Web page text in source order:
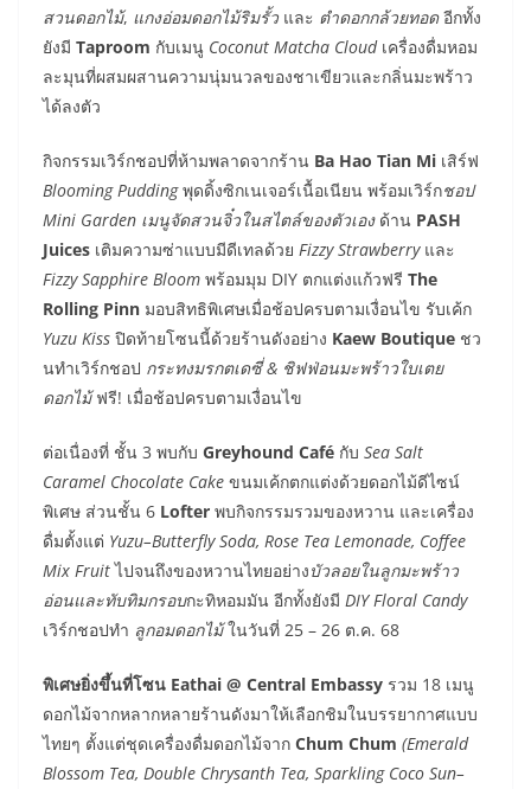
สวนดอกไม้, แกงอ่อมดอกไม้ริมรั้ว และ ตำดอกกล้วยทอดอีกทั้ง
ยังมี Taproom กับเมนู Coconut Matcha Cloudเครื่องดื่มหอม
ละมุนที่ผสมผสานความนุ่มนวลของชาเขียวและกลิ่นมะพร้าว
ได้ลงตัว
กิจกรรมเวิร์กชอปที่ห้ามพลาดจากร้าน Ba Hao Tian Mi เสิร์ฟ
Blooming Puddingพุดดิ้งซิกเนเจอร์เนื้อเนียน พร้อมเวิร์กชอป
Mini Garden เมนูจัดสวนจิ๋วในสไตล์ของตัวเองด้าน PASH
Juices เติมความซ่าแบบมีดีเทลด้วย Fizzy Strawberryและ
Fizzy Sapphire Bloom พร้อมมุม DIY ตกแต่งแก้วฟรี The
Rolling Pinn มอบสิทธิพิเศษเมื่อช้อปครบตามเงื่อนไข รับเค้ก
Yuzu Kiss ปิดท้ายโซนนี้ด้วยร้านดังอย่าง Kaew Boutique ชว
นทำเวิร์กชอป กระทงมรกตเดซี่ & ชิฟฟ่อนมะพร้าวใบเตย
ดอกไม้ฟรี! เมื่อช้อปครบตามเงื่อนไข
ต่อเนื่องที่ ชั้น 3 พบกับ Greyhound Café กับ Sea Salt
Caramel Chocolate Cake ขนมเค้กตกแต่งด้วยดอกไม้ดีไซน์
พิเศษ ส่วนชั้น 6 Lofter พบกิจกรรมรวมของหวาน และเครื่อง
ดื่มตั้งแต่ Yuzu–Butterfly Soda, Rose Tea Lemonade, Coffee
Mix Fruitไปจนถึงของหวานไทยอย่างบัวลอยในลูกมะพร้าว
อ่อนและทับทิมกรอบกะทิหอมมัน อีกทั้งยังมี DIY Floral Candy
เวิร์กชอปทำ ลูกอมดอกไม้ในวันที่ 25 – 26 ต.ค. 68
พิเศษยิ่งขึ้นที่โซน Eathai @ Central Embassy รวม 18 เมนู
ดอกไม้จากหลากหลายร้านดังมาให้เลือกชิมในบรรยากาศแบบ
ไทยๆ ตั้งแต่ชุดเครื่องดื่มดอกไม้จาก Chum Chum (Emerald
Blossom Tea, Double Chrysanth Tea, Sparkling Coco Sun–